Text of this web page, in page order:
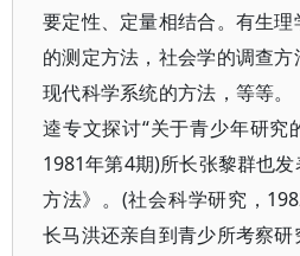
要定性、定量相结合。有生
的测定方法，社会学的调查
现代科学系统的方法，等等
逵专文探讨“关于青少年研究
1981年第4期)所长张黎群也
方法》。(社会科学研究，
长马洪还亲自到青少所考察